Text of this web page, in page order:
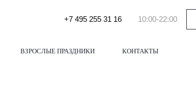
+7 495 255 31 16 10:00-22:00
ВЗРОСЛЫЕ ПРАЗДНИКИ КОНТАКТЫ